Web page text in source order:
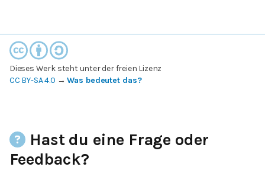
Dieses Werk steht unter der freien Lizenz
CC BY-SA 4.0 →Was bedeutet das?
Hast du eine Frage oder
Feedback?